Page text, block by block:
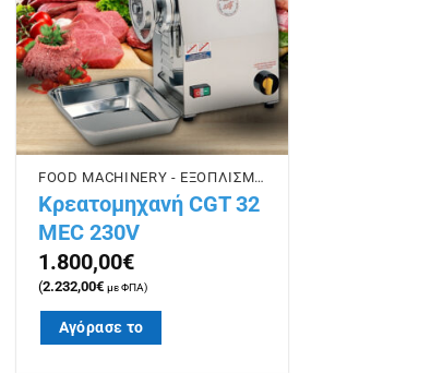
FOOD MACHINERY - ΕΞΟΠΛΙΣΜΟΣ ΕΣΤΙΑΣΗΣ
Kρεατομηχανή CGT 32
MEC 230V
1.800,00€
(2.232,00€ με ΦΠΑ)
Αγόρασε το